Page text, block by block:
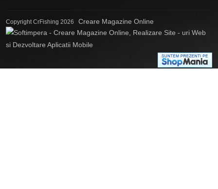
Copyright CrFishing 2026 Creare Magazine Online